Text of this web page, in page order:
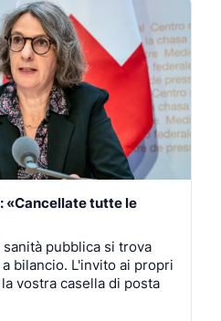
«Cancellate tutte le
pubblica si trova
bilancio. L'invito ai propri
vostra casella di posta